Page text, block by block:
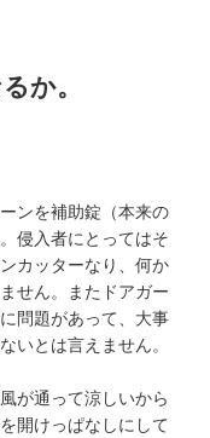
か。
ンを補助錠（本来の
侵入者にとってはそ
カッターなり、何か
せん。またドアガー
問題があって、大事
いとは言えません。
が通って涼しいから
開けっぱなしにして